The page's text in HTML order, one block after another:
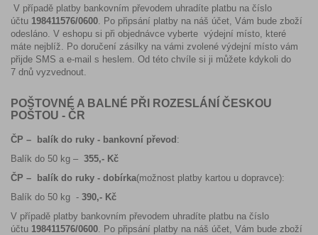
V případě platby bankovním převodem uhradíte platbu na číslo
účtu 198411576/0600 . Po připsání platby na náš účet, Vám bude zboží
odesláno. V eshopu si při objednávce vyberte výdejní místo, které
máte nejblíž. Po doručení zásilky na vámi zvolené výdejní místo vám
přijde SMS a e-mail s heslem. Od této chvíle si ji můžete kdykoli do
7 dnů vyzvednout.
POŠTOVNÉ A BALNÉ PŘI ROZESLÁNÍ ČESKOU
POŠTOU - ČR
ČP – balík do ruky - bankovní převod:
Balík do 50 kg – 355,- Kč
ČP – balík do ruky - dobírka(možnost platby kartou u dopravce):
Balík do 50 kg - 390,- Kč
V případě platby bankovním převodem uhradíte platbu na číslo
účtu 198411576/0600 . Po připsání platby na náš účet, Vám bude zboží